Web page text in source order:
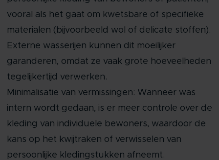
vooral als het gaat om kwetsbare of specifieke
materialen (bijvoorbeeld wol of delicate stoffen).
Externe wasserijen kunnen dit moeilijker
garanderen, omdat ze vaak grote hoeveelheden
tegelijkertijd verwerken.
Minimalisatie van vermissingen: Wanneer was
intern wordt gedaan, is er meer controle over de
kleding van individuele bewoners, waardoor de
kans op het kwijtraken of verwisselen van
persoonlijke kledingstukken afneemt.